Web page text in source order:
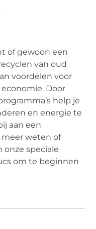
of gewoon een
van oud
voordelen voor
Door
help je
en energie te
aan een
weten of
onze speciale
om te beginnen